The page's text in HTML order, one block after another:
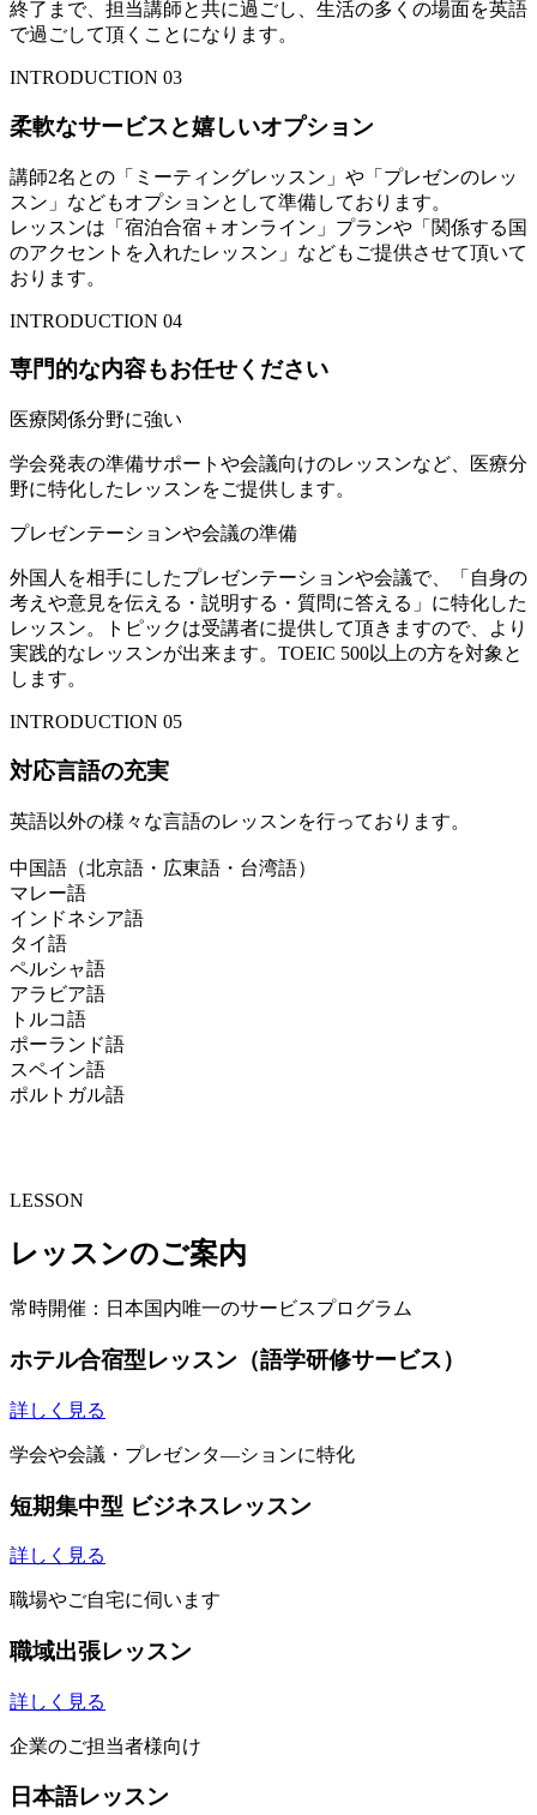
終了まで、担当講師と共に過ごし、生活の多くの場面を英語
で過ごして頂くことになります。
INTRODUCTION 03
柔軟なサービスと嬉しいオプション
講師2名との「ミーティングレッスン」や「プレゼンのレッ
スン」などもオプションとして準備しております。
レッスンは「宿泊合宿＋オンライン」プランや「関係する国
のアクセントを入れたレッスン」などもご提供させて頂いて
おります。
INTRODUCTION 04
専門的な内容もお任せください
医療関係分野に強い
学会発表の準備サポートや会議向けのレッスンなど、医療分
野に特化したレッスンをご提供します。
プレゼンテーションや会議の準備
外国人を相手にしたプレゼンテーションや会議で、「自身の
考えや意見を伝える・説明する・質問に答える」に特化した
レッスン。トピックは受講者に提供して頂きますので、より
実践的なレッスンが出来ます。TOEIC 500以上の方を対象と
します。
INTRODUCTION 05
対応言語の充実
英語以外の様々な言語のレッスンを行っております。
中国語（北京語・広東語・台湾語）
マレー語
インドネシア語
タイ語
ペルシャ語
アラビア語
トルコ語
ポーランド語
スペイン語
ポルトガル語
LESSON
レッスンのご案内
常時開催：日本国内唯一のサービスプログラム
ホテル合宿型レッスン（語学研修サービス）
詳しく見る
学会や会議・プレゼンタ―ションに特化
短期集中型 ビジネスレッスン
詳しく見る
職場やご自宅に伺います
職域出張レッスン
詳しく見る
企業のご担当者様向け
日本語レッスン